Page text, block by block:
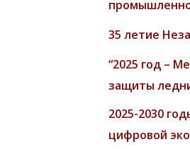
35 летие
“2025 год –
защиты
2025-2030
цифровой